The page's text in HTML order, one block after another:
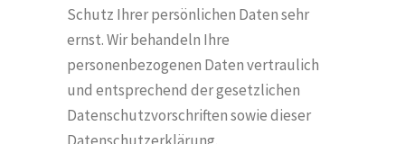
Schutz Ihrer persönlichen Daten sehr
ernst. Wir behandeln Ihre
personenbezogenen Daten vertraulich
und entsprechend der gesetzlichen
Datenschutzvorschriften sowie dieser